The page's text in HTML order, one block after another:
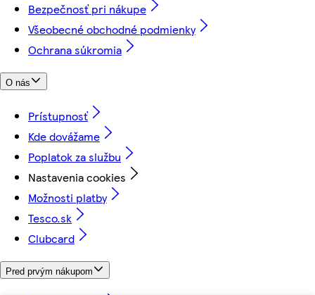
Bezpečnosť pri nákupe
Všeobecné obchodné podmienky
Ochrana súkromia
O nás
Prístupnosť
Kde dovážame
Poplatok za službu
Nastavenia cookies
Možnosti platby
Tesco.sk
Clubcard
Pred prvým nákupom